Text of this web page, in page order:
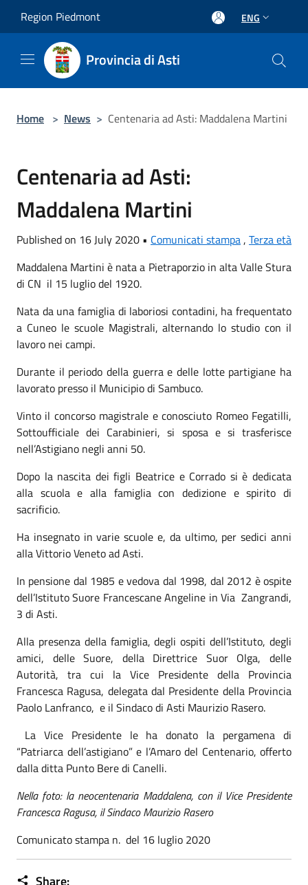
Region Piedmont ENG
Provincia di Asti
Home > News > Centenaria ad Asti: Maddalena Martini
Centenaria ad Asti:
Maddalena Martini
Published on 16 July 2020 • Comunicati stampa , Terza età
Maddalena Martini è nata a Pietraporzio in alta Valle Stura
di CN il 15 luglio del 1920.
Nata da una famiglia di laboriosi contadini, ha frequentato
a Cuneo le scuole Magistrali, alternando lo studio con il
lavoro nei campi.
Durante il periodo della guerra e delle lotte partigiane ha
lavorato presso il Municipio di Sambuco.
Vinto il concorso magistrale e conosciuto Romeo Fegatilli,
Sottoufficiale dei Carabinieri, si sposa e si trasferisce
nell’Astigiano negli anni 50.
Dopo la nascita dei figli Beatrice e Corrado si è dedicata
alla scuola e alla famiglia con dedizione e spirito di
sacrificio.
Ha insegnato in varie scuole e, da ultimo, per sedici anni
alla Vittorio Veneto ad Asti.
In pensione dal 1985 e vedova dal 1998, dal 2012 è ospite
dell’Istituto Suore Francescane Angeline in Via Zangrandi,
3 di Asti.
Alla presenza della famiglia, degli ospiti dell’Istituto, degli
amici, delle Suore, della Direttrice Suor Olga, delle
Autorità, tra cui la Vice Presidente della Provincia
Francesca Ragusa, delegata dal Presidente della Provincia
Paolo Lanfranco, e il Sindaco di Asti Maurizio Rasero.
La Vice Presidente le ha donato la pergamena di
“Patriarca dell’astigiano” e l’Amaro del Centenario, offerto
dalla ditta Punto Bere di Canelli.
Nella foto: la neocentenaria Maddalena, con il Vice Presidente
Francesca Ragusa, il Sindaco Maurizio Rasero
Comunicato stampa n. del 16 luglio 2020
Share: